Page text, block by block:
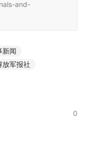
and-
新闻
放军报社
0